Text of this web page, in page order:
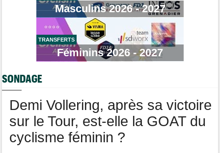
Tadej Pogacar a joué les supporters pour Urska Zigart
Transfert
Lotto-Intermarché fait passer pro trois jeunes de sa formation
Média
"Course toujours, dans les coulisses de la FDJ United Series" la
web-serie
Tour d'Espagne
Masculins 2026 - 2027
TRANSFERTS
Féminins 2026 - 2027
SONDAGE
Demi Vollering, après sa victoire
sur le Tour, est-elle la GOAT du
cyclisme féminin ?